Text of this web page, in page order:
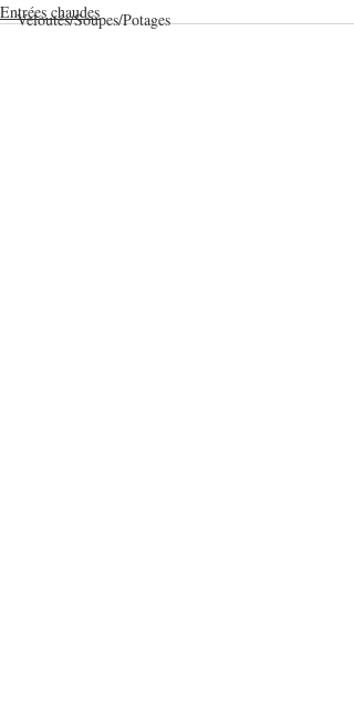
Veloutés/Soupes/Potages
Entrées chaudes